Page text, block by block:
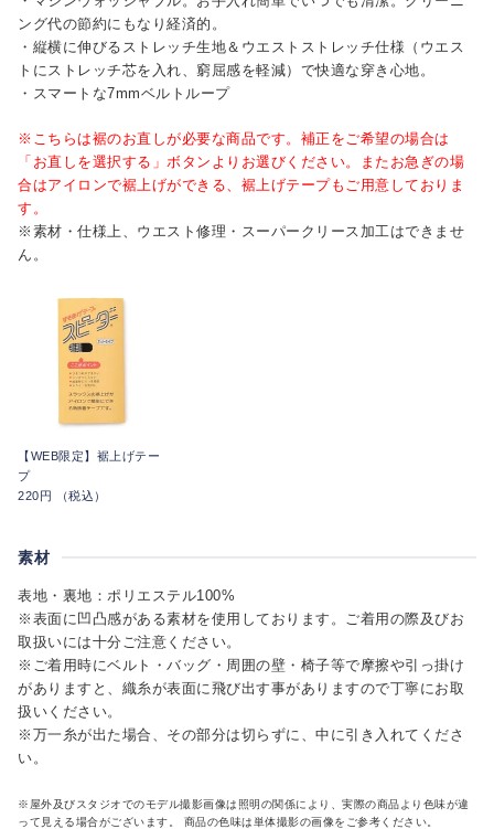
ング代の節約にもなり経済的。
・縦横に伸びるストレッチ生地＆ウエストストレッチ仕様（ウエス
トにストレッチ芯を入れ、窮屈感を軽減）で快適な穿き心地。
・スマートな7mmベルトループ
※こちらは裾のお直しが必要な商品です。補正をご希望の場合は
「お直しを選択する」ボタンよりお選びください。またお急ぎの場
合はアイロンで裾上げができる、裾上げテープもご用意しておりま
す。
※素材・仕様上、ウエスト修理・スーパークリース加工はできませ
ん。
【WEB限定】裾上げテー
プ
220円 （税込）
素材
表地・裏地：ポリエステル100%
※表面に凹凸感がある素材を使用しております。ご着用の際及びお
取扱いには十分ご注意ください。
※ご着用時にベルト・バッグ・周囲の壁・椅子等で摩擦や引っ掛け
がありますと、織糸が表面に飛び出す事がありますので丁寧にお取
扱いください。
※万一糸が出た場合、その部分は切らずに、中に引き入れてくださ
い。
※屋外及びスタジオでのモデル撮影画像は照明の関係により、実際の商品より色味が違
って見える場合がございます。 商品の色味は単体撮影の画像をご参考ください。